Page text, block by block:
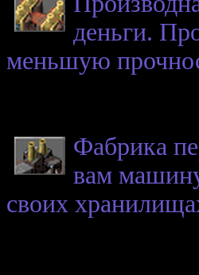
деньги.
меньшую
Фабрика
вам
своих